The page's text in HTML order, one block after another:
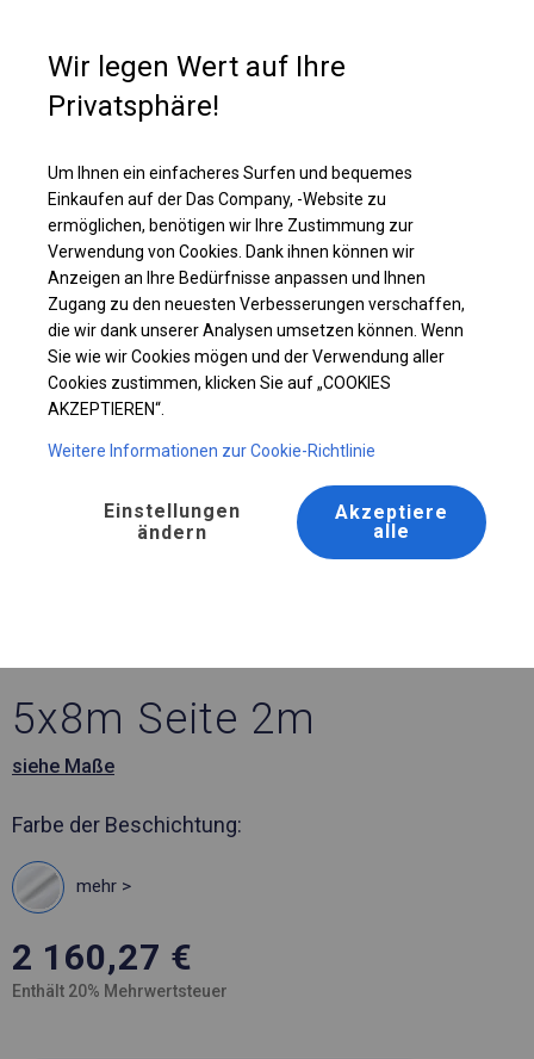
Ganzjährig geöffnete Zelthalle | 5x8 m
5x8m Seite 2m
siehe Maße
Farbe der Beschichtung:
mehr >
2 160,27 €
Enthält 20% Mehrwertsteuer
Wir legen Wert auf Ihre
Privatsphäre!
Um Ihnen ein einfacheres Surfen und bequemes
Einkaufen auf der Das Company, -Website zu
ermöglichen, benötigen wir Ihre Zustimmung zur
Verwendung von Cookies. Dank ihnen können wir
Anzeigen an Ihre Bedürfnisse anpassen und Ihnen
Zugang zu den neuesten Verbesserungen verschaffen,
die wir dank unserer Analysen umsetzen können. Wenn
Sie wie wir Cookies mögen und der Verwendung aller
Cookies zustimmen, klicken Sie auf „COOKIES
AKZEPTIEREN“.
Weitere Informationen zur Cookie-Richtlinie
Einstellungen
ändern
Akzeptiere
alle